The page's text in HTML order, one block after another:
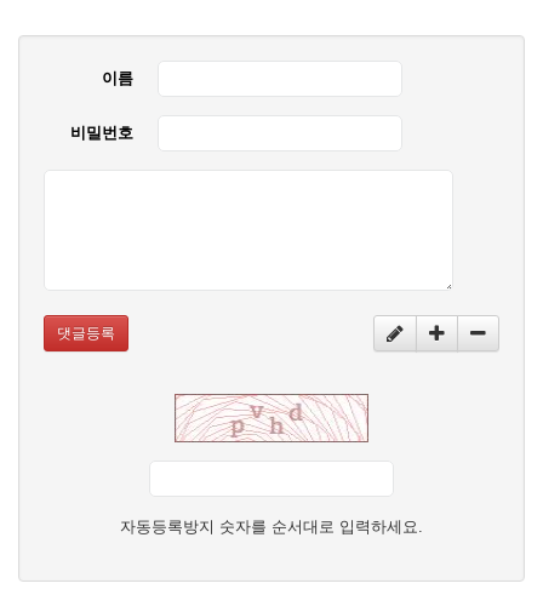
이름
비밀번호
댓글등록
자동등록방지 숫자를 순서대로 입력하세요.